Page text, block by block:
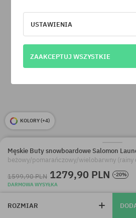
KOLORY (+4)
Męskie Buty snowboardowe Salomon
beżowy/pomarańczowy/wielobarwny (rainy
1599,90 PLN 1279,90 PLN
-20%
DARMOWA WYSYŁKA
ROZMIAR
USTAWIENIA
ZAAKCEPTUJ WSZYSTKIE